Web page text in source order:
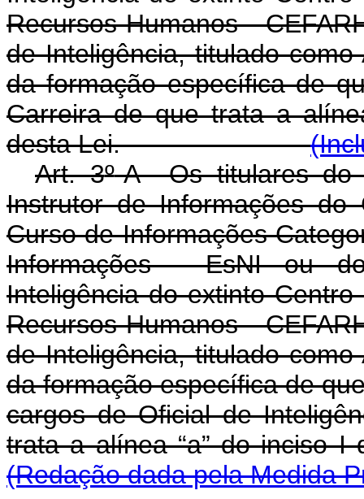
Recursos Humanos -
de Inteligência, titulado
da formação específica de
Carreira de que trata a
desta Lei.
Art. 3º-A Os titulares do
Instrutor de Informações do
Curso de Informações
Informações - EsNI ou
Inteligência do extinto
Recursos Humanos -
de Inteligência, titulado
da formação específica de
cargos de Oficial de
trata a alínea “a” do inciso I
(Redação dada pela Medida